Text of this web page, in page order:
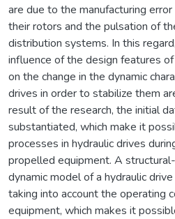
are due to the manufacturing
their rotors and the pulsation of
distribution systems. In this
influence of the design features
on the change in the dynamic
drives in order to stabilize them
result of the research, the initial
substantiated, which make it
processes in hydraulic drives
propelled equipment. A
dynamic model of a hydraulic
taking into account the operating
equipment, which makes it